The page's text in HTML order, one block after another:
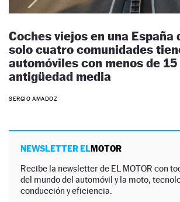
Coches viejos en una España
solo cuatro comunidades
automóviles con menos de 15
antigüedad media
SERGIO AMADOZ
NEWSLETTER ELMOTOR
Recibe la newsletter de EL MOTOR con
del mundo del automóvil y la moto,
conducción y eficiencia.